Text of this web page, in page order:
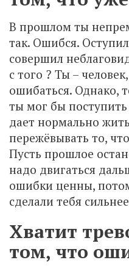
В прошлом ты
так. Ошибся.
совершил
с того ? Ты –
ошибаться. Однако,
ты мог бы
дает нормально
пережёвывать то,
Пусть прошлое
надо двигаться
ошибки ценны,
сделали тебя
Хватит
том, что